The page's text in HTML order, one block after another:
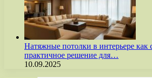
Натяжные потолки в интерьере как
практичное решение для…
10.09.2025